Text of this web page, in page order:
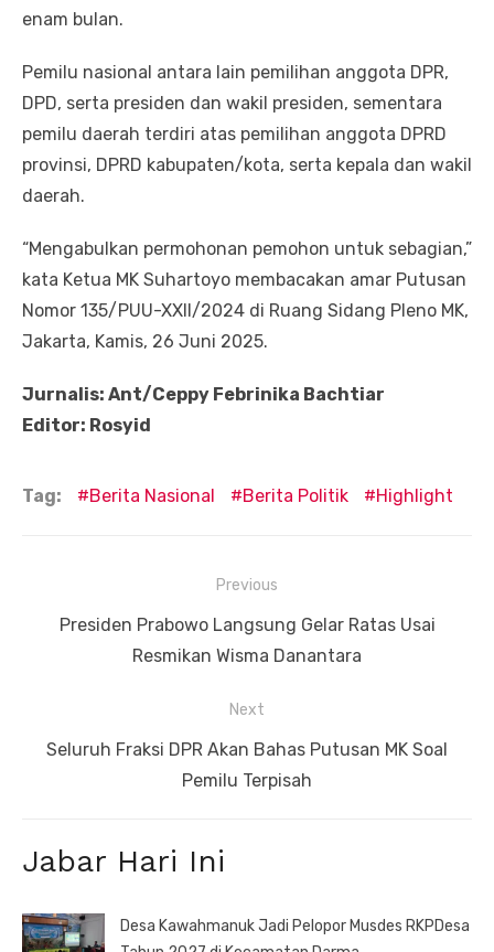
enam bulan.
Pemilu nasional antara lain pemilihan anggota DPR,
DPD, serta presiden dan wakil presiden, sementara
pemilu daerah terdiri atas pemilihan anggota DPRD
provinsi, DPRD kabupaten/kota, serta kepala dan wakil
daerah.
“Mengabulkan permohonan pemohon untuk sebagian,”
kata Ketua MK Suhartoyo membacakan amar Putusan
Nomor 135/PUU-XXII/2024 di Ruang Sidang Pleno MK,
Jakarta, Kamis, 26 Juni 2025.
Jurnalis: Ant/Ceppy Febrinika Bachtiar
Editor: Rosyid
Tag: Berita Nasional Berita Politik Highlight
pos
Previous
Previous
Presiden Prabowo Langsung Gelar Ratas Usai
Resmikan Wisma Danantara
Next
Next
Seluruh Fraksi DPR Akan Bahas Putusan MK Soal
Pemilu Terpisah
Jabar Hari Ini
Desa Kawahmanuk Jadi Pelopor Musdes RKPDesa